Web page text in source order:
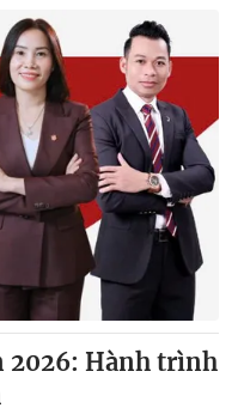
2026: Hành trình